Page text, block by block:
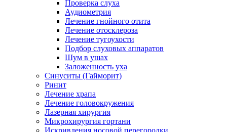
Проверка слуха
Аудиометрия
Лечение гнойного отита
Лечение отосклероза
Лечение тугоухости
Подбор слуховых аппаратов
Шум в ушах
Заложенность уха
Синуситы (Гайморит)
Ринит
Лечение храпа
Лечение головокружения
Лазерная хирургия
Микрохирургия гортани
Искривления носовой перегородки